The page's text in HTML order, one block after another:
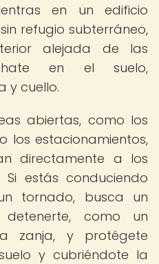
en un edificio
refugio subterráneo,
alejada de las
en el suelo,
y cuello.
abiertas, como los
los estacionamientos,
directamente a los
estás conduciendo
tornado, busca un
como un
zanja, y protégete
y cubriéndote la